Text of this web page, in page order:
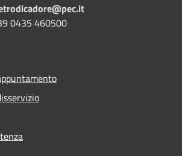
0435 460500